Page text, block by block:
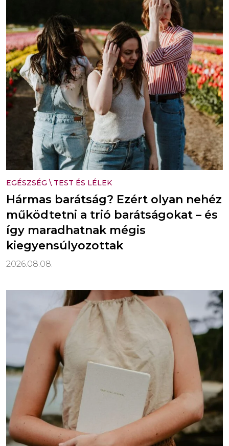
EGÉSZSÉG \ TEST ÉS LÉLEK
Hármas barátság? Ezért olyan nehéz
működtetni a trió barátságokat – és
így maradhatnak mégis
kiegyensúlyozottak
2026.08.08.